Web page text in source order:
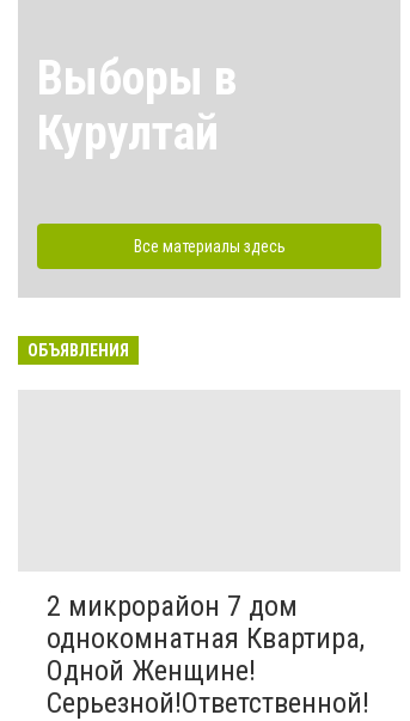
Выборы в
Курултай
Все материалы здесь
ОБЪЯВЛЕНИЯ
2 микрорайон 7 дом
однокомнатная Квартира,
Одной Женщине!
Серьезной!Ответственной!